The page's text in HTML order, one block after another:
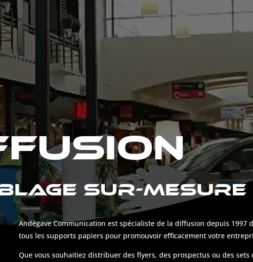
SUR-MESURE
Andégave Communication est spécialiste de la diffusion depuis 1997
tous les supports papiers pour promouvoir efficacement votre
Que vous souhaitiez distribuer des flyers, des prospectus ou des sets